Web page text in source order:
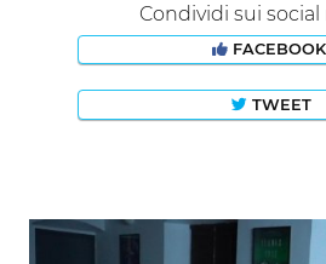
Condividi sui
FACEBOOK
TWEET